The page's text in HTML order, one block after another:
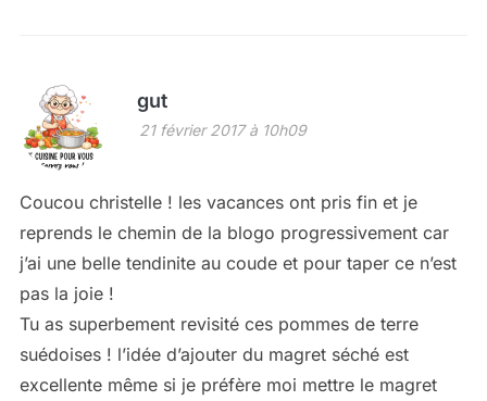
gut
21 février 2017 à 10h09
Coucou christelle ! les vacances ont pris fin et je
reprends le chemin de la blogo progressivement car
j’ai une belle tendinite au coude et pour taper ce n’est
pas la joie !
Tu as superbement revisité ces pommes de terre
suédoises ! l’idée d’ajouter du magret séché est
excellente même si je préfère moi mettre le magret